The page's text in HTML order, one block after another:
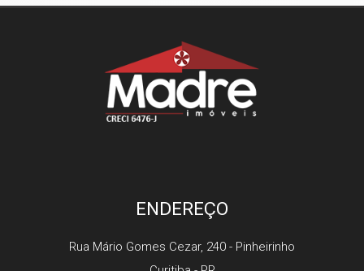
ENDEREÇO
Rua Mário Gomes Cezar, 240 - Pinheirinho